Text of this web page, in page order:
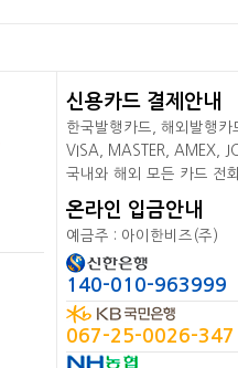
신용카드 결제안내
한국발행카드, 해외발행
VISA, MASTER, AMEX,
국내와 해외 모든 카드 전
온라인 입금안내
예금주 : 아이한비즈(주)
140-010-963999
067-25-0026-347